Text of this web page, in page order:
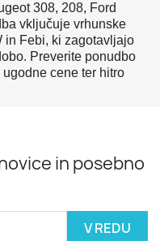
308, 208, Ford
vključuje vrhunske
in Febi, ki zagotavljajo
Preverite ponudbo
cene ter hitro
in posebno